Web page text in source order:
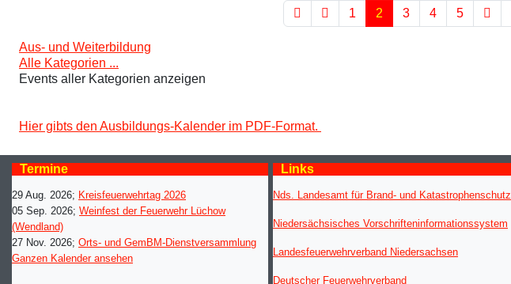
1 2 3 4 5
Aus- und Weiterbildung
Alle Kategorien ...
Events aller Kategorien anzeigen
Hier gibts den Ausbildungs-Kalender im PDF-Format.
Termine
29 Aug. 2026; Kreisfeuerwehrtag 2026
05 Sep. 2026; Weinfest der Feuerwehr Lüchow
(Wendland)
27 Nov. 2026; Orts- und GemBM-Dienstversammlung
Ganzen Kalender ansehen
Links
Nds. Landesamt für Brand- und Katastrophenschutz
Niedersächsisches Vorschrifteninformationssystem
Landesfeuerwehrverband Niedersachsen
Deutscher Feuerwehrverband